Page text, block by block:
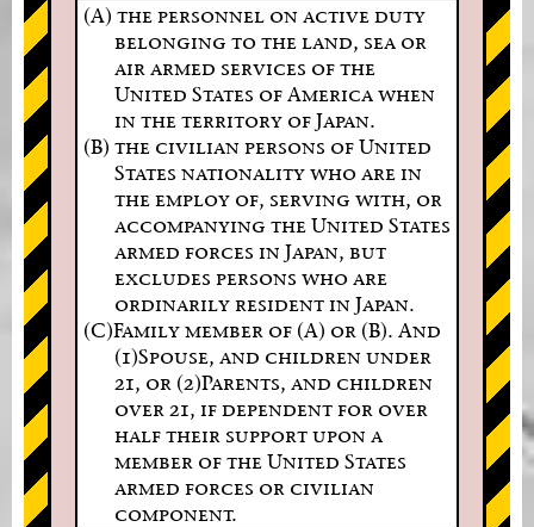
(A) the personnel on active duty
belonging to the land, sea or
air armed services of the
United States of America when
in the territory of Japan.
(B) the civilian persons of United
States nationality who are in
the employ of, serving with, or
accompanying the United States
armed forces in Japan, but
excludes persons who are
ordinarily resident in Japan.
(C)Family member of (A) or (B). And
(1)Spouse, and children under
21, or (2)Parents, and children
over 21, if dependent for over
half their support upon a
member of the United States
armed forces or civilian
component.